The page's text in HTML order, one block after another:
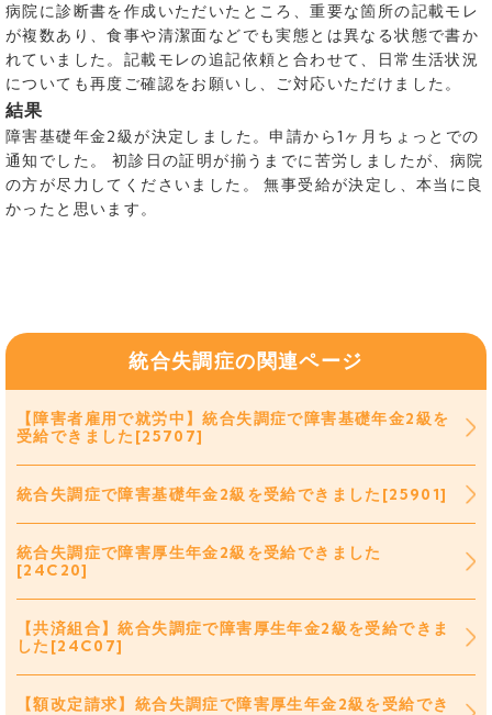
病院に診断書を作成いただいたところ、重要な箇所の記載モレ
が複数あり、食事や清潔面などでも実態とは異なる状態で書か
れていました。記載モレの追記依頼と合わせて、日常生活状況
についても再度ご確認をお願いし、ご対応いただけました。
結果
障害基礎年金2級が決定しました。申請から1ヶ月ちょっとでの
通知でした。 初診日の証明が揃うまでに苦労しましたが、病院
の方が尽力してくださいました。 無事受給が決定し、本当に良
かったと思います。
統合失調症の関連ページ
【障害者雇用で就労中】統合失調症で障害基礎年金2級を
受給できました[25707]
統合失調症で障害基礎年金2級を受給できました[25901]
統合失調症で障害厚生年金2級を受給できました
[24C20]
【共済組合】統合失調症で障害厚生年金2級を受給できま
した[24C07]
【額改定請求】統合失調症で障害厚生年金2級を受給でき